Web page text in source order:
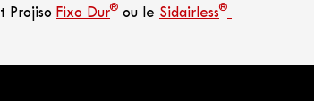
Projiso Fixo Dur® ou le Sidairless®